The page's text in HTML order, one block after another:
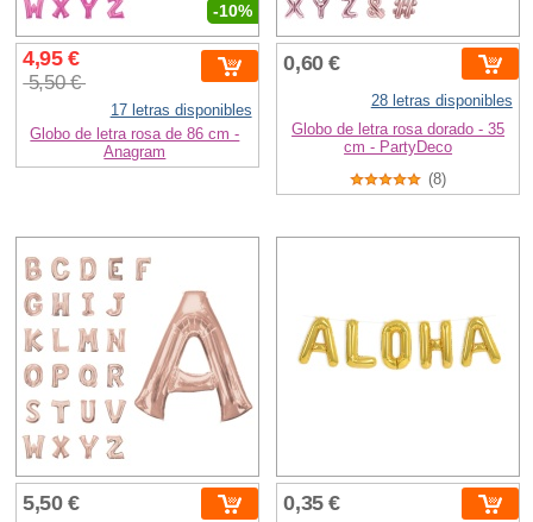
-10%
4,95 €
5,50 €
17 letras disponibles
Globo de letra rosa de 86 cm -
Anagram
0,60 €
28 letras disponibles
Globo de letra rosa dorado - 35
cm - PartyDeco
(8)
5,50 € 0,35 €